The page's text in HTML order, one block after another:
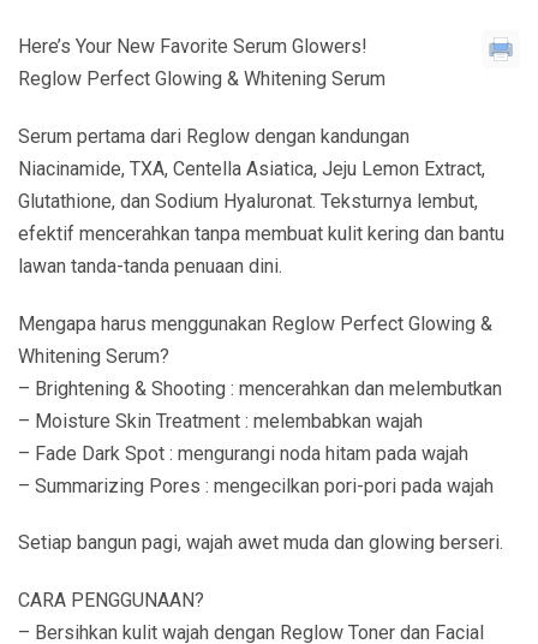
Here’s Your New Favorite Serum Glowers!
Reglow Perfect Glowing & Whitening Serum
Serum pertama dari Reglow dengan kandungan
Niacinamide, TXA, Centella Asiatica, Jeju Lemon Extract,
Glutathione, dan Sodium Hyaluronat. Teksturnya lembut,
efektif mencerahkan tanpa membuat kulit kering dan bantu
lawan tanda-tanda penuaan dini.
Mengapa harus menggunakan Reglow Perfect Glowing &
Whitening Serum?
– Brightening & Shooting : mencerahkan dan melembutkan
– Moisture Skin Treatment : melembabkan wajah
– Fade Dark Spot : mengurangi noda hitam pada wajah
– Summarizing Pores : mengecilkan pori-pori pada wajah
Setiap bangun pagi, wajah awet muda dan glowing berseri.
CARA PENGGUNAAN?
– Bersihkan kulit wajah dengan Reglow Toner dan Facial